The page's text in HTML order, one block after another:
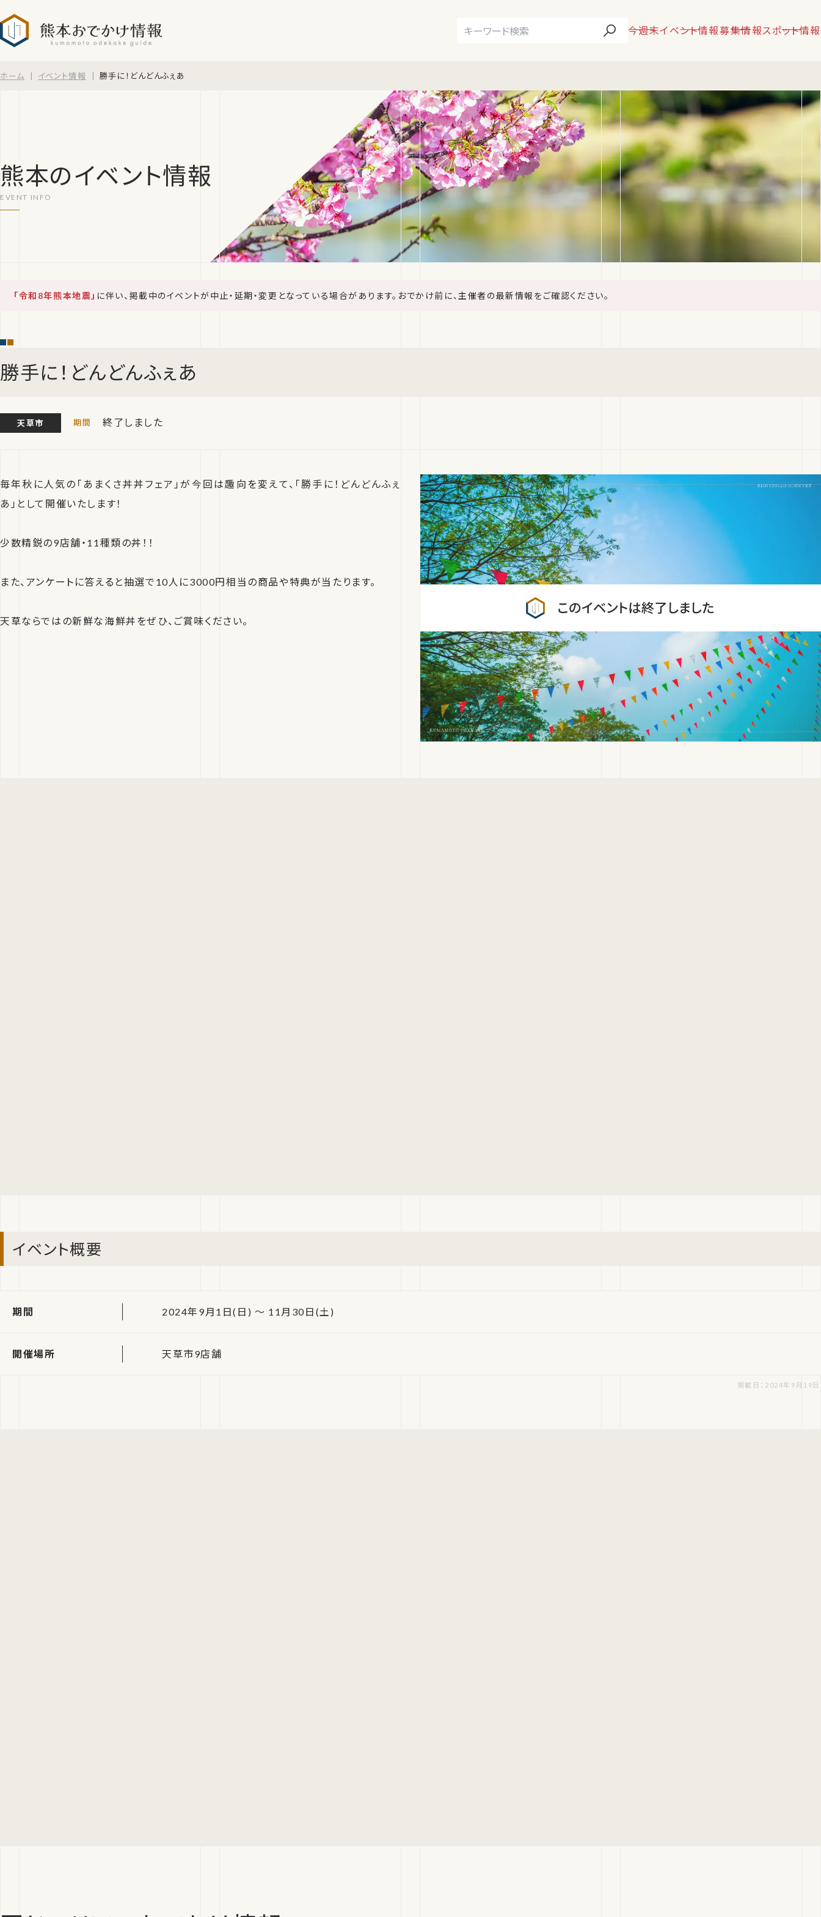
今週末イベント情報募集情報スポット情報
ホーム イベント情報 勝手に！どんどんふぇあ
熊本のイベント情報
「令和8年熊本地震」 に伴い、掲載中のイベントが中止・延期・変更となっている場合があります。おでかけ前に、主催者の最新情報をご確認ください。
勝手に！どんどんふぇあ
天草市 終了しました
毎年秋に人気の「あまくさ丼丼フェア」が今回は趣向を変えて、「勝手に！どんどんふぇ
あ」として開催いたします！
少数精鋭の9店舗・11種類の丼！！
また、アンケートに答えると抽選で10人に3000円相当の商品や特典が当たります。
天草ならではの新鮮な海鮮丼をぜひ、ご賞味ください。
イベント概要
期間 2024年9月1日(日) ～ 11月30日(土)
開催場所 天草市9店舗
掲載日：2024年9月19日